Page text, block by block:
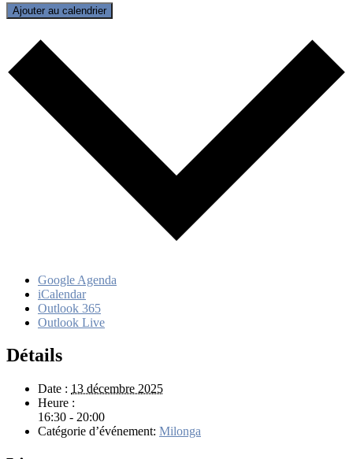
Ajouter au calendrier
Google Agenda
iCalendar
Outlook 365
Outlook Live
Détails
Date : 13 décembre 2025
Heure :
16:30 - 20:00
Catégorie d’événement: Milonga